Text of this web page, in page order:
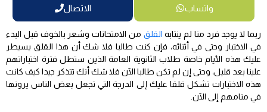
واتساب الاتصال
ربما لا يوجد فرد منا لم ينتابه القلق من الامتحانات وشعر بالخوف قبل البدء
في الاختبار وحتى في أثنائه، فإن كنت طالبا فلا شك أن هذا القلق يسيطر
عليك هذه الأيام خاصة طلاب الثانوية العامة الذين ستطل فترة اختباراتهم
علينا بعد قليل، وحتى إن لم تكن طالبا الآن فلا شك أنك تتذكر جيدا كيف كانت
هذه الاختبارات تشكل قلقا عليك إلى الدرجة التي تجعل بعض الناس يرونها
في منامهم إلى الآن.